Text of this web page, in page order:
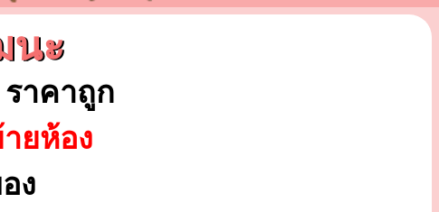
นะ
ราคาถูก
ยห้อง
ง